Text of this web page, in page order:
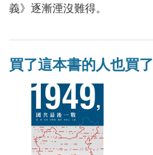
義》逐漸湮沒難得。
買了這本書的人也買了